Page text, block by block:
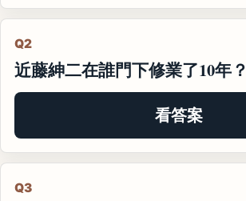
Q2
近藤紳二在誰門下修業了10年？
看答案
Q3